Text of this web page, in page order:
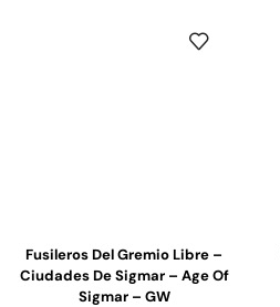
Fusileros Del Gremio Libre –
Ciudades De Sigmar – Age Of
Sigmar – GW